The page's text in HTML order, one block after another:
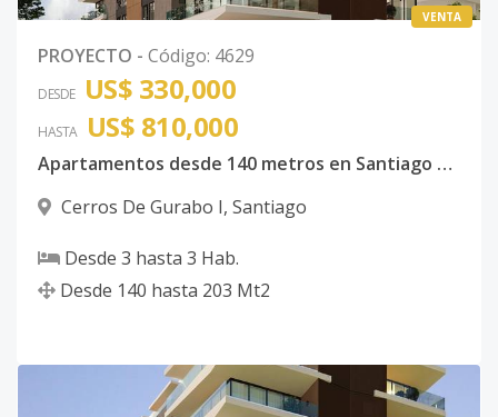
VENTA
PROYECTO - Código: 4629
DESDE US$ 330,000
HASTA US$ 810,000
Apartamentos desde 140 metros en Santiago de los caballeros consta de: Vestíbulo, ascensor, escalera principal, escalera de servicio, recibidor, baños de visita, estar, sala, comedor, cocina, despensa, lavado y cocina caliente, dormitorio de servicio, baño de servicio,
Cerros De Gurabo I, Santiago
Desde 3 hasta 3 Hab.
Desde 140 hasta 203 Mt2